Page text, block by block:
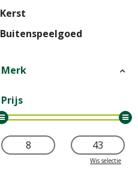
Kerst
Buitenspeelgoed
Merk
Prijs
Wis selectie